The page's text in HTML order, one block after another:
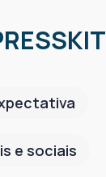
e sociais